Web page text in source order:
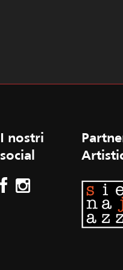
I nostri
social